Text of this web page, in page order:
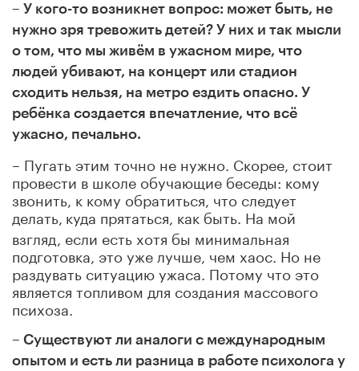
– У кого-то возникнет вопрос: может быть, не
нужно зря тревожить детей? У них и так мысли
о том, что мы живём в ужасном мире, что
людей убивают, на концерт или стадион
сходить нельзя, на метро ездить опасно. У
ребёнка создается впечатление, что всё
ужасно, печально.
– Пугать этим точно не нужно. Скорее, стоит
провести в школе обучающие беседы: кому
звонить, к кому обратиться, что следует
делать, куда прятаться, как быть. На мой
взгляд, если есть хотя бы минимальная
подготовка, это уже лучше, чем хаос. Но не
раздувать ситуацию ужаса. Потому что это
является топливом для создания массового
психоза.
– Существуют ли аналоги с международным
опытом и есть ли разница в работе психолога у